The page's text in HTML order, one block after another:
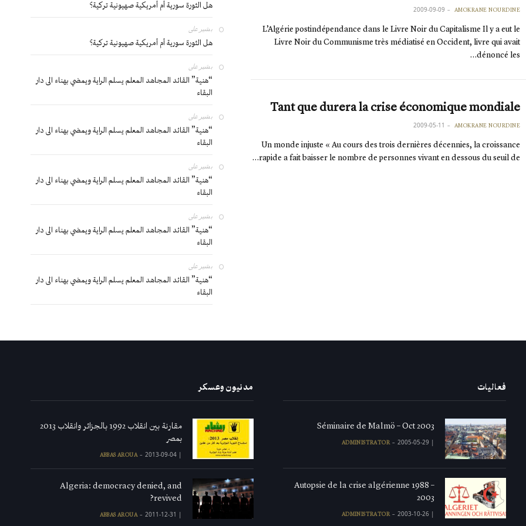
AMOKRANE NOURDINE
2009-09-09
L’Algérie postindépendance dans le Livre Noir du Capitalisme Il y a eut le
Livre Noir du Communisme très médiatisé en Occident, livre qui avait
dénoncé les…
Tant que durera la crise économique mondiale
AMOKRANE NOURDINE
2009-05-11
Un monde injuste « Au cours des trois dernières décennies, la croissance
rapide a fait baisser le nombre de personnes vivant en dessous du seuil de…
هل الثورة سورية أم أمريكية صهيونية تركية؟
بشير على
هل الثورة سورية أم أمريكية صهيونية تركية؟
بشير على
“هنية” القائد المجاهد المعلم يسلم الراية ويمضي بهناء الى دار
البقاء
بشير على
“هنية” القائد المجاهد المعلم يسلم الراية ويمضي بهناء الى دار
البقاء
بشير على
“هنية” القائد المجاهد المعلم يسلم الراية ويمضي بهناء الى دار
البقاء
بشير على
“هنية” القائد المجاهد المعلم يسلم الراية ويمضي بهناء الى دار
البقاء
بشير على
“هنية” القائد المجاهد المعلم يسلم الراية ويمضي بهناء الى دار
البقاء
فعاليات
Séminaire de Malmö – Oct 2003
|
ADMINISTRATOR 2005-05-29
Autopsie de la crise algérienne 1988 –
2003
|
ADMINISTRATOR 2003-10-26
مدنيون وعسكر
مقارنة بين انقلاب 1992 بالجزائر وانقلاب 2013
بمصر
|
ABBAS AROUA 2013-09-04
Algeria: democracy denied, and
revived?
|
ABBAS AROUA 2011-12-31